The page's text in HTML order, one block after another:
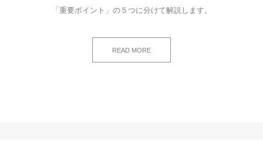
「重要ポイント」の５つに分けて解説します。
READ MORE